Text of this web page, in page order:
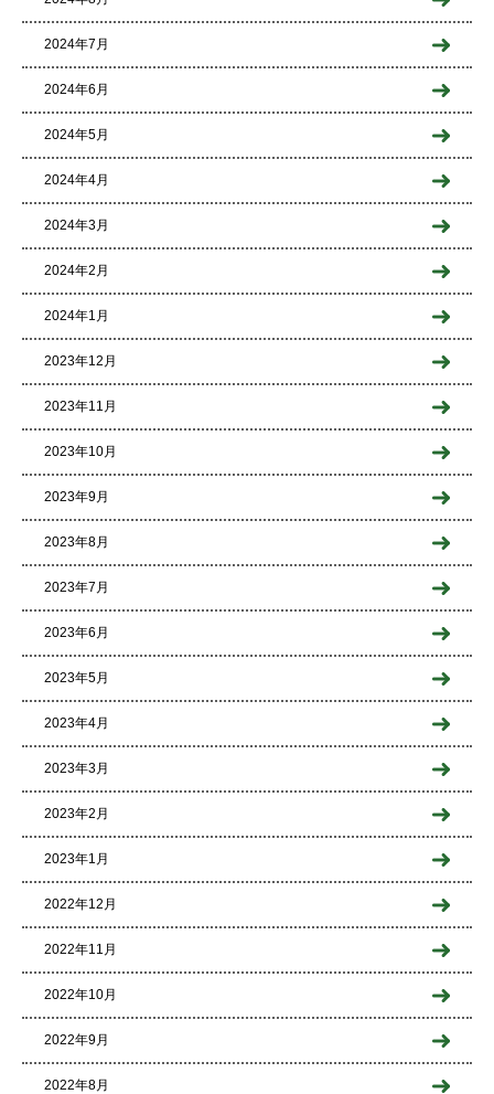
2024年7月
2024年6月
2024年5月
2024年4月
2024年3月
2024年2月
2024年1月
2023年12月
2023年11月
2023年10月
2023年9月
2023年8月
2023年7月
2023年6月
2023年5月
2023年4月
2023年3月
2023年2月
2023年1月
2022年12月
2022年11月
2022年10月
2022年9月
2022年8月